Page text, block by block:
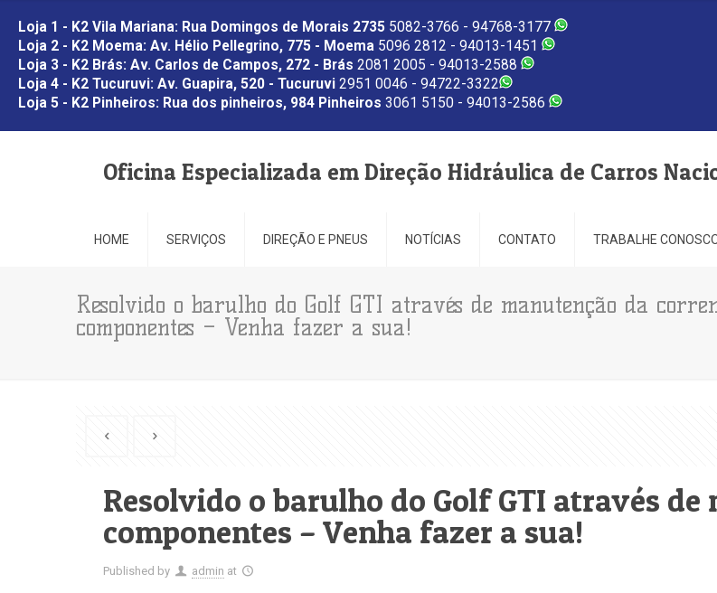
Loja 1 - K2 Vila Mariana: Rua Domingos de Morais 2735 5082-3766 - 94768-3177
Loja 2 - K2 Moema: Av. Hélio Pellegrino, 775 - Moema 5096 2812 - 94013-1451
Loja 3 - K2 Brás: Av. Carlos de Campos, 272 - Brás 2081 2005 - 94013-2588
Loja 4 - K2 Tucuruvi: Av. Guapira, 520 - Tucuruvi 2951 0046 - 94722-3322
Loja 5 - K2 Pinheiros: Rua dos pinheiros, 984 Pinheiros 3061 5150 - 94013-2586
Oficina Especializada em Direção Hidráulica de Carros
HOME SERVIÇOS DIREÇÃO E PNEUS NOTÍCIAS CONTATO TRABALHE
Resolvido o barulho do Golf GTI através de manutenção da
componentes – Venha fazer a sua!
Resolvido o barulho do Golf GTI através
componentes – Venha fazer a sua!
Published by admin at